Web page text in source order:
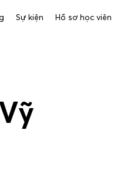
Sự kiện Hồ sơ học viên